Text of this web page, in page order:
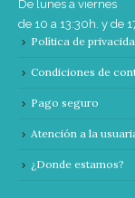
De lunes a viernes
de 10 a 13:30h. y de
Política de
Condiciones de
Pago seguro
Atención a la
¿Donde estamos?